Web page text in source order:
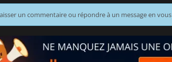
un commentaire ou répondre à un message en vous